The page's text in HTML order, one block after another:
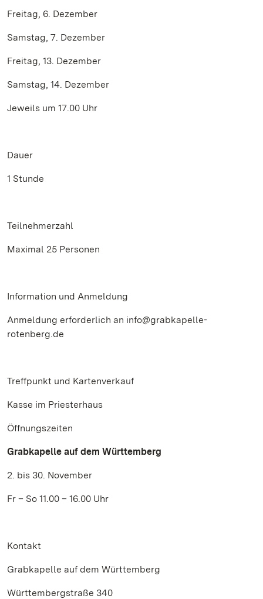
Freitag, 6. Dezember
Samstag, 7. Dezember
Freitag, 13. Dezember
Samstag, 14. Dezember
Jeweils um 17.00 Uhr
Dauer
1 Stunde
Teilnehmerzahl
Maximal 25 Personen
Information und Anmeldung
Anmeldung erforderlich an info@grabkapelle-
rotenberg.de
Treffpunkt und Kartenverkauf
Kasse im Priesterhaus
Öffnungszeiten
Grabkapelle auf dem Württemberg
2. bis 30. November
Fr – So 11.00 – 16.00 Uhr
Kontakt
Grabkapelle auf dem Württemberg
Württembergstraße 340